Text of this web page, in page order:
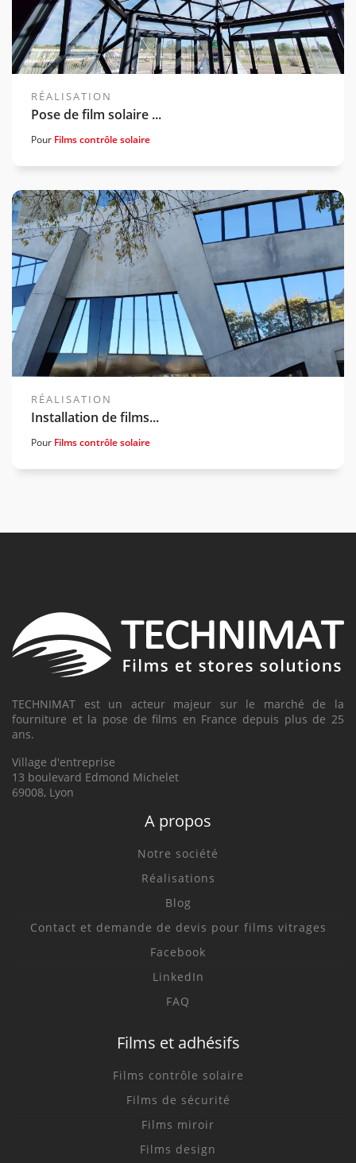
RÉALISATION
Pose de film solaire ...
Pour Films contrôle solaire
Voir la gamme associée
RÉALISATION
Installation de films...
Pour Films contrôle solaire
TECHNIMAT est un acteur majeur sur le marché de la
fourniture et la pose de films en France depuis plus de 25
ans.
Village d'entreprise
13 boulevard Edmond Michelet
69008, Lyon
A propos
Notre société
Réalisations
Blog
Contact et demande de devis pour films vitrages
Facebook
LinkedIn
FAQ
Films et adhésifs
Films contrôle solaire
Films de sécurité
Films miroir
Films design